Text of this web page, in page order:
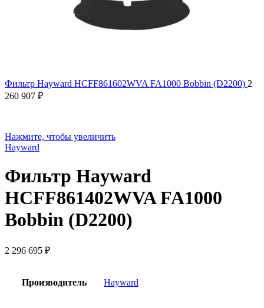
Фильтр Hayward HCFF861602WVA FA1000 Bobbin (D2200) 2
260 907 ₽
Нажмите, чтобы увеличить
Hayward
Фильтр Hayward
HCFF861402WVA FA1000
Bobbin (D2200)
2 296 695 ₽
Производитель Hayward